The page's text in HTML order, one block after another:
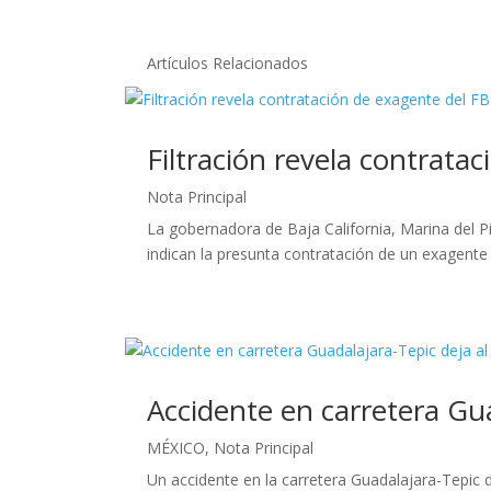
Artículos Relacionados
Filtración revela
Nota Principal
La gobernadora de Baja California, Marina del
indican la presunta contratación de un
Accidente en carretera
MÉXICO, Nota Principal
Un accidente en la carretera Guadalajara-